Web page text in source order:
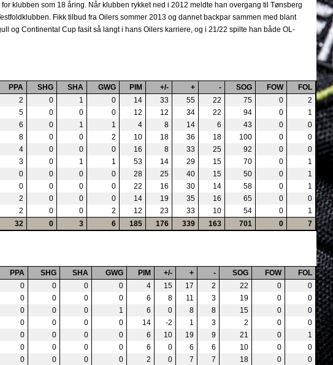
klubben som 18 åring. Når klubben rykket ned i 2012 meldte han overgang til Tønsberg
Fikk tilbud fra Oilers sommer 2013 og dannet backpar sammen med blant
og Continental Cup fasit så langt i hans Oilers karriere, og i 21/22 spilte han både OL-
PPA SHG SHA GWG PIM +/- + - SOG FOW
FOL
2 0 1 0 14 33 55 22 75 0
2
5 0 0 0 12 12 34 22 94 0
1
6 0 1 1 4 8 14 6 43 0
0
8 0 0 2 10 18 36 18 100 0
0
4 0 0 0 16 8 33 25 92 0
0
3 0 1 1 53 14 29 15 70 0
1
0 0 0 0 28 25 40 15 50 0
1
0 0 0 0 22 16 30 14 58 0
1
2 0 0 0 14 19 35 16 65 0
0
2 0 0 2 12 23 33 10 54 0
1
32 0 3 6 185 176 339 163 701 0 7
PPA SHG SHA GWG PIM +/- + - SOG FOW
FOL
0 0 0 0 4 15 17 2 22 0
0
0 0 0 0 6 8 11 3 19 0
0
0 0 0 1 6 0 8 8 15 0
0
0 0 0 0 14 -2 1 3 2 0
0
0 0 0 0 6 10 19 9 21 0
1
0 0 0 0 6 0 6 6 10 0
0
0 0 0 0 2 0 7 7 18 0 0